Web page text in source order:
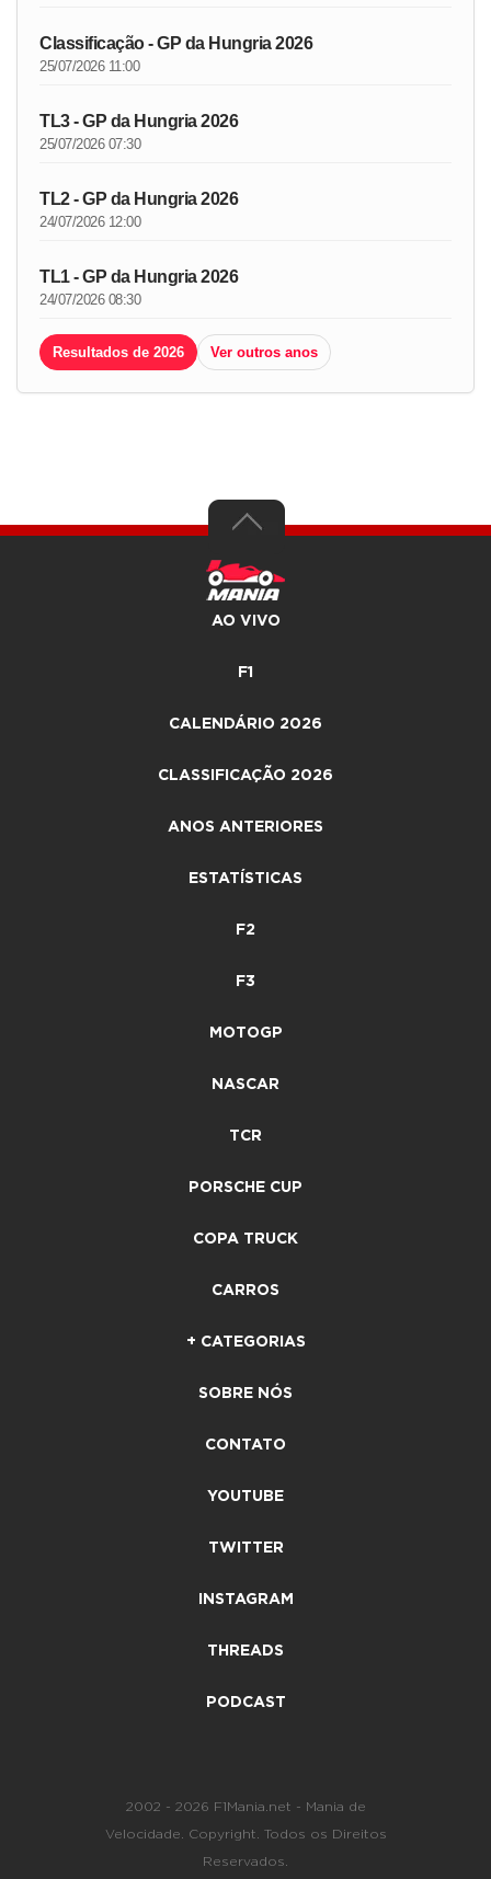
Classificação - GP da Hungria 2026
25/07/2026 11:00
TL3 - GP da Hungria 2026
25/07/2026 07:30
TL2 - GP da Hungria 2026
24/07/2026 12:00
TL1 - GP da Hungria 2026
24/07/2026 08:30
Resultados de 2026 Ver outros anos
AO VIVO
F1
CALENDÁRIO 2026
CLASSIFICAÇÃO 2026
ANOS ANTERIORES
ESTATÍSTICAS
F2
F3
MOTOGP
NASCAR
TCR
PORSCHE CUP
COPA TRUCK
CARROS
+ CATEGORIAS
SOBRE NÓS
CONTATO
YOUTUBE
TWITTER
INSTAGRAM
THREADS
PODCAST
2002 - 2026 F1Mania.net - Mania de
Velocidade. Copyright. Todos os Direitos
Reservados.